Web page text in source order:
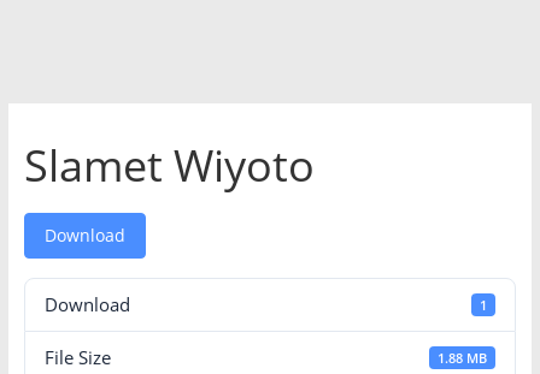
Slamet Wiyoto
Download
Download 1
File Size 1.88 MB